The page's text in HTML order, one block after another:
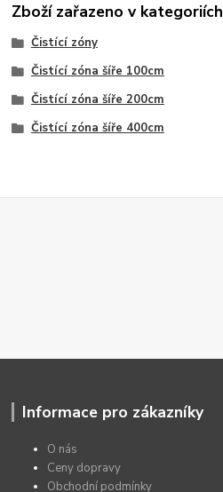
Zboží zařazeno v kategoriích
Čistící zóny
Čistící zóna šíře 100cm
Čistící zóna šíře 200cm
Čistící zóna šíře 400cm
Informace pro zákazníky
O nás
Ceny dopravy
Obchodní podmínky